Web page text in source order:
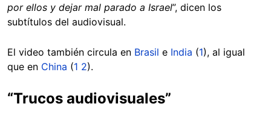
por ellos y dejar mal parado a Israel”, dicen los
subtítulos del audiovisual.
El video también circula en Brasil e India (1), al igual
que en China (1 2).
“Trucos audiovisuales”